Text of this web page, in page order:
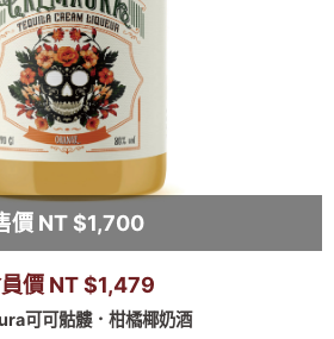
價 NT $1,700
價 NT $1,479
可可骷髏．柑橘椰奶酒